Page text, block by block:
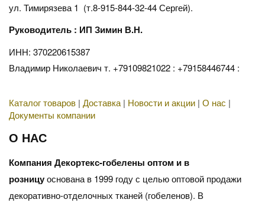
ул. Тимирязева 1 (т.8-915-844-32-44 Сергей).
Руководитель : ИП Зимин В.Н.
ИНН: 370220615387
Владимир Николаевич т. +79109821022 : +79158446744 :
Каталог товаров | Доставка | Новости и акции | О нас |
Документы компании
О НАС
Компания Декортекс-гобелены оптом и в
розницуоснована в 1999 году с целью оптовой продажи
декоративно-отделочных тканей (гобеленов). В